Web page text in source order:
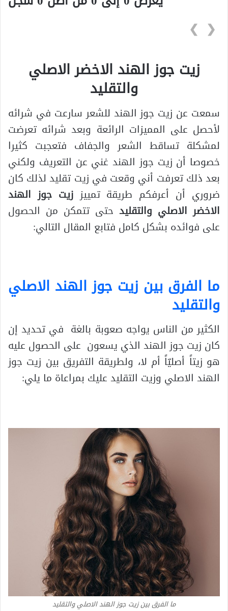
❮
❯
زيت جوز الهند الاخضر الاصلي
والتقليد
سمعت عن زيت جوز الهند للشعر سارعت في شرائه
لأحصل على المميزات الرائعة وبعد شرائه تعرضت
لمشكلة تساقط الشعر والجفاف فتعجبت كثيرا
خصوصا أن زيت جوز الهند غني عن التعريف ولكني
بعد ذلك تعرفت أني وقعت في زيت تقليد لذلك كان
ضروري أن أعرفكم طريقة تمييززيت جوز الهند
الاخضر الاصلي والتقليد حتى تتمكن من الحصول
على فوائده بشكل كامل فتابع المقال التالي:
ما الفرق بين زيت جوز الهند الاصلي
والتقليد
الكثير من الناس يواجه صعوبة بالغة في تحديد إن
كان زيت جوز الهند الذي يسعون على الحصول عليه
هو زيتاً أصليّاً أم لا، ولطريقة التفريق بين زيت جوز
الهند الاصلي وزيت التقليد عليك بمراعاة ما يلي:
ما الفرق بين زيت جوز الهند الاصلي والتقليد